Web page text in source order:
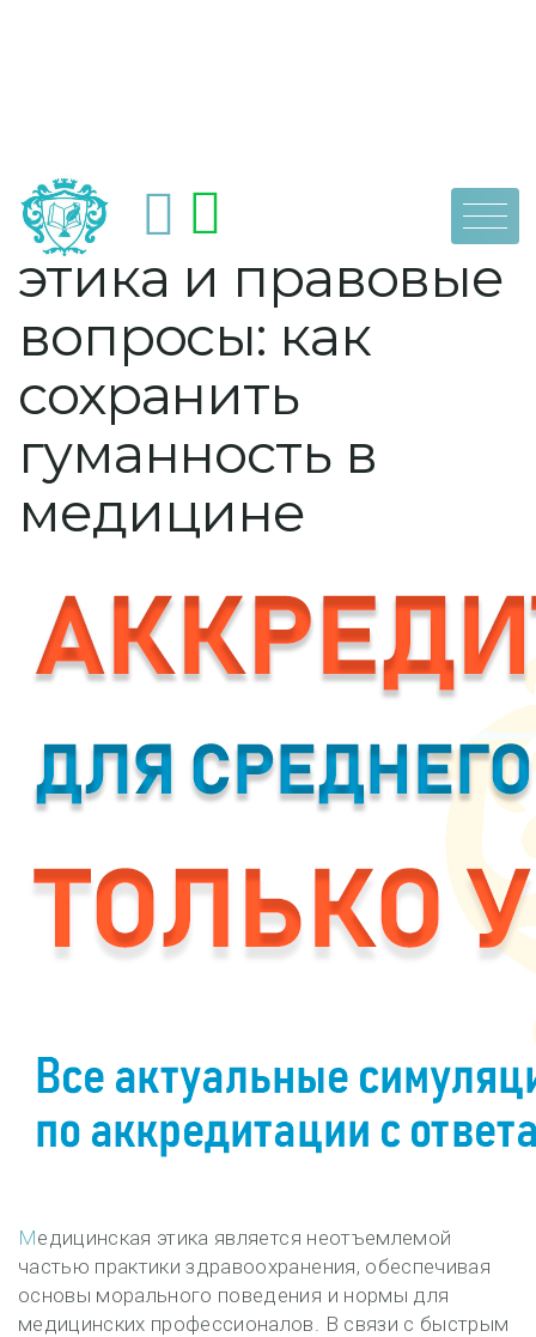
Skip
content
dpoaps
Медицинская
этика и правовые
вопросы: как
сохранить
гуманность в
медицине
Медицинская этика является неотъемлемой
частью практики здравоохранения, обеспечивая
основы морального поведения и нормы для
медицинских профессионалов. В связи с быстрым